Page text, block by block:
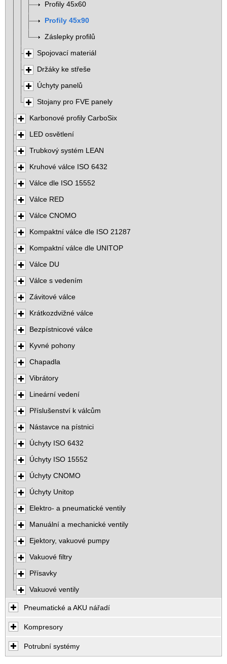
Profily 45x60
Profily 45x90
Záslepky profilů
Spojovací materiál
Držáky ke střeše
Úchyty panelů
Stojany pro FVE panely
Karbonové profily CarboSix
LED osvětlení
Trubkový systém LEAN
Kruhové válce ISO 6432
Válce dle ISO 15552
Válce RED
Válce CNOMO
Kompaktní válce dle ISO 21287
Kompaktní válce dle UNITOP
Válce DU
Válce s vedením
Závitové válce
Krátkozdvižné válce
Bezpístnicové válce
Kyvné pohony
Chapadla
Vibrátory
Lineární vedení
Příslušenství k válcům
Nástavce na pístnici
Úchyty ISO 6432
Úchyty ISO 15552
Úchyty CNOMO
Úchyty Unitop
Elektro- a pneumatické ventily
Manuální a mechanické ventily
Ejektory, vakuové pumpy
Vakuové filtry
Přísavky
Vakuové ventily
Pneumatické a AKU nářadí
Kompresory
Potrubní systémy